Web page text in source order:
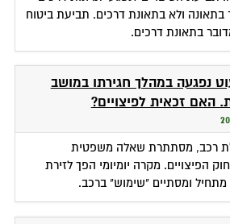
ולא בתאונת דרכים. תביעת ביטוח
בתאונת דרכים.
נפגעה במהלך חגירתו במושב
האם זכאית לפיצויים?
רכב, מסתתרת שאלה משפטית
הפיצויים. מקרה יומיומי הפך לזירת
ומסתיים "שימוש" ברכב.